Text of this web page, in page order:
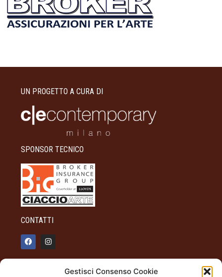
Gestisci Consenso Cookie
UN PROGETTO A CURA DI
SPONSOR TECNICO
CONTATTI